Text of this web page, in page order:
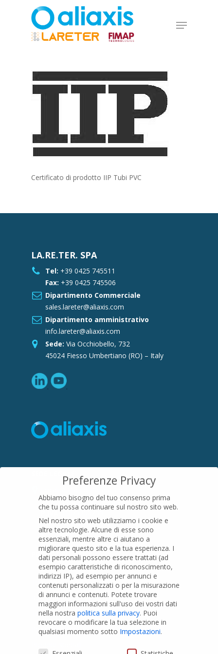
Menu
Certificato di prodotto IIP Tubi PVC
LA.RE.TER. SPA
Tel: +39 0425 745511
Fax: +39 0425 745506
Dipartimento Commerciale
sales.lareter@aliaxis.com
Dipartimento amministrativo
info.lareter@aliaxis.com
Sede: Via Occhiobello, 732
45024 Fiesso Umbertiano (RO) – Italy
16015 Casella (GE) – Italy
01079200299
PRODOTTI
Tubi PVC
Raccordi PVC
Tubi e Raccordi in PVC-A
Pozzi Artesiani
Preferenze Privacy
Abbiamo bisogno del tuo consenso prima
che tu possa continuare sul nostro sito web.
Nel nostro sito web utilizziamo i cookie e
altre tecnologie. Alcune di esse sono
essenziali, mentre altre ci aiutano a
migliorare questo sito e la tua esperienza. I
dati personali possono essere trattati (ad
esempio caratteristiche di riconoscimento,
indirizzi IP), ad esempio per annunci e
contenuti personalizzati o per la misurazione
di annunci e contenuti. Potete trovare
maggiori informazioni sull'uso dei vostri dati
nella nostra politica sulla privacy. Puoi
revocare o modificare la tua selezione in
qualsiasi momento sotto Impostazioni.
Preferenze Privacy